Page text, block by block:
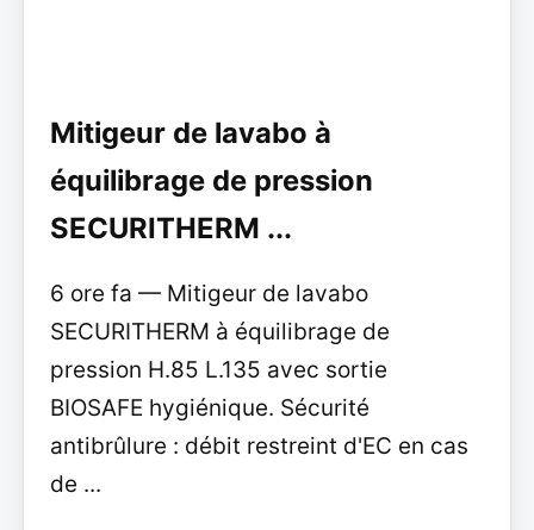
Mitigeur de lavabo à
équilibrage de pression
SECURITHERM ...
6 ore fa — Mitigeur de lavabo
SECURITHERM à équilibrage de
pression H.85 L.135 avec sortie
BIOSAFE hygiénique. Sécurité
antibrûlure : débit restreint d'EC en cas
de ...